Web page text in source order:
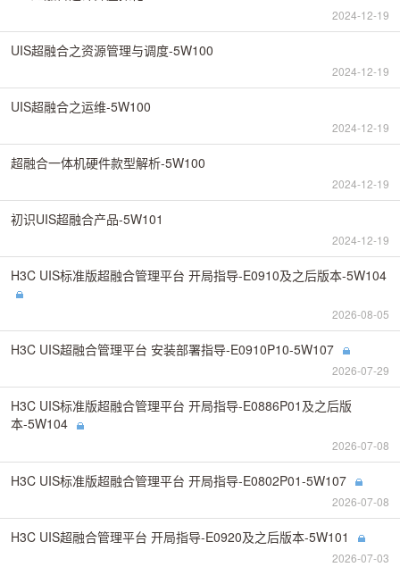
2024-12-19
UIS超融合之资源管理与调度-5W100
2024-12-19
UIS超融合之运维-5W100
2024-12-19
超融合一体机硬件款型解析-5W100
2024-12-19
初识UIS超融合产品-5W101
2024-12-19
H3C UIS标准版超融合管理平台 开局指导-E0910及之后版本-5W104
2026-08-05
H3C UIS超融合管理平台 安装部署指导-E0910P10-5W107
2026-07-29
H3C UIS标准版超融合管理平台 开局指导-E0886P01及之后版
本-5W104
2026-07-08
H3C UIS标准版超融合管理平台 开局指导-E0802P01-5W107
2026-07-08
H3C UIS超融合管理平台 开局指导-E0920及之后版本-5W101
2026-07-03